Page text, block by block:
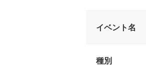
イベント名
種別